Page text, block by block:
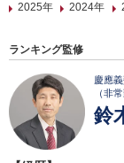
2025年
2024年
ランキング監修
慶應
（非常
鈴